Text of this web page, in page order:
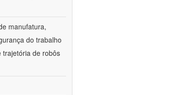
manufatura,
do trabalho
trajetória de robôs